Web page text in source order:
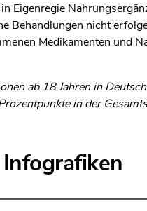
Eigenregie
Behandlungen nicht
Medikamenten und
ab 18 Jahren in
in der
Infografiken